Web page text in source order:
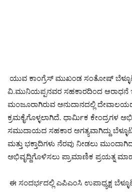
ಯುವ ಕಾಂಗ್ರೆಸ್ ಮುಖಂಡ ಸಂತೋಷ್
ವಿ.ಮುನಿಯಪ್ಪನವರ ಸಹಕಾರದಿಂದ
ಮಂಜೂರಾಗಿರುವ ಅನುದಾನದಲ್ಲಿ
ಕ್ರಮಕೈಗೊಳ್ಳಲಾಗಿದೆ. ಧಾರ್ಮಿಕ ಕೇಂದ್ರಗಳ
ಸಮುದಾಯದ ಸಹಕಾರ ಅಗತ್ಯವಾಗಿದ್ದು ಬೆಳ್ಳೂಟಿ
ಮತ್ತು ಭಕ್ತಾದಿಗಳು ನೆರವು ನೀಡಲು
ಅಭಿವೃದ್ದಿಗೊಳಿಸಲು ಪ್ರಾಮಾಣಿಕ ಪ್ರಯತ್ನ
ಈ ಸಂದರ್ಭದಲ್ಲಿ ಎಪಿಎಂಸಿ ಉಪಾಧ್ಯಕ್ಷ